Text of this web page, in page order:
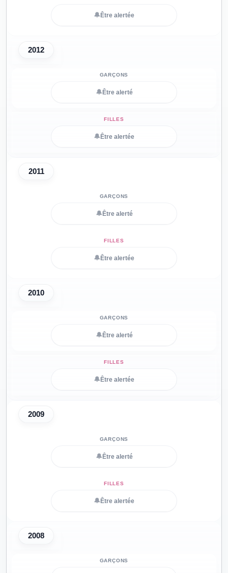
🔔 Être alertée
2012
🔔 Être alerté
🔔 Être alertée
2011
🔔 Être alerté
🔔 Être alertée
2010
🔔 Être alerté
🔔 Être alertée
2009
🔔 Être alerté
🔔 Être alertée
2008